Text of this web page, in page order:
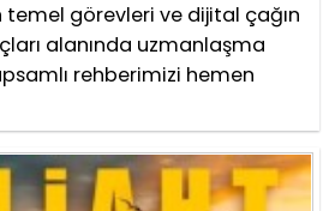
temel görevleri ve dijital çağın
alanında uzmanlaşma
rehberimizi hemen